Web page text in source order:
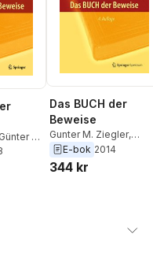
Günter M.
Das BUCH der
Beweise
Gunter M. Ziegler,
Martin Aigner
E-bok 2014
344 kr